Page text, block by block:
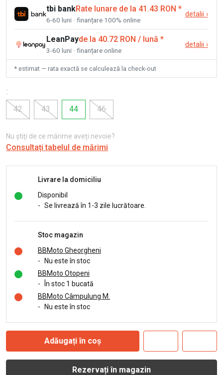
tbi bankRate lunare de la 41.43 RON *
6-60 luni · finanțare 100% online
detalii ›
LeanPayde la 40.72 RON / lună *
3-60 luni · finanțare online
detalii ›
* estimat — rata exactă se calculează la check-out
:
42
43 44 46
Nu știți de ce mărime aveți nevoie?
Consultați tabelul de mărimi
Livrare la domiciliu
Disponibil
- Se livrează în 1-3 zile lucrătoare.
Stoc magazin
BBMoto Gheorgheni
-
Nu este în stoc
BBMoto Otopeni
-
În stoc 1 bucată
BBMoto Câmpulung M.
-
Nu este în stoc
Adăugați în coș
Rezervați în magazin